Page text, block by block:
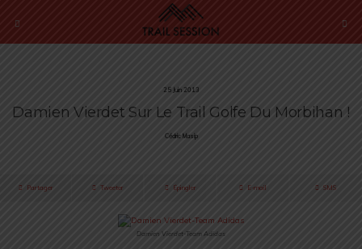
25 Juin 2013
Damien Vierdet Sur Le Trail Golfe Du Morbihan !
Cédric Masip
Partager Tweeter Épingler E-mail SMS
Damien Vierdet-Team Adidas